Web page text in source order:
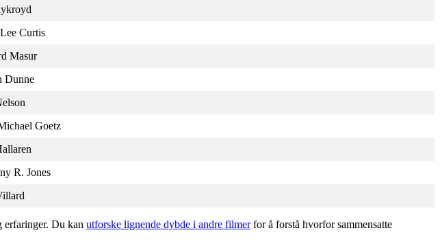
Curtis
Masur
Dunne
Goetz
R. Jones
erfaringer. Du kan utforske lignende dybde i andre filmerfor å forstå hvorfor sammensatte